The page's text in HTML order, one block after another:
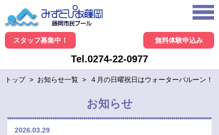
スタッフ募集中！ 無料体験申込み
Tel.0274-22-0977
トップ > お知らせ一覧 > ４月の日曜祝日はウォーターバルーン！
お知らせ
2026.03.29